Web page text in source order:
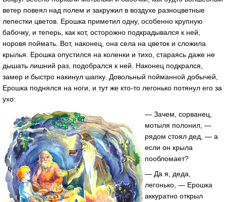
ветер повеял над полем и закружил в воздухе разноцветные
лепестки цветов. Ерошка приметил одну, особенно крупную
бабочку, и теперь, как кот, осторожно подкрадывался к ней,
норовя поймать. Вот, наконец, она села на цветок и сложила
крылья. Ерошка опустился на коленки и тихо, стараясь даже не
дышать лишний раз, подобрался к ней. Наконец подкрался,
замер и быстро накинул шапку. Довольный пойманной добычей,
Ерошка поднялся на ноги, и тут же кто-то легонько потянул его за
ухо:
— Зачем, сорванец,
мотыля полонил, —
рядом стоял дед, — а
если он крыла
пообломает?
— Да я, деда,
легонько, — Ерошка
аккуратно открыл